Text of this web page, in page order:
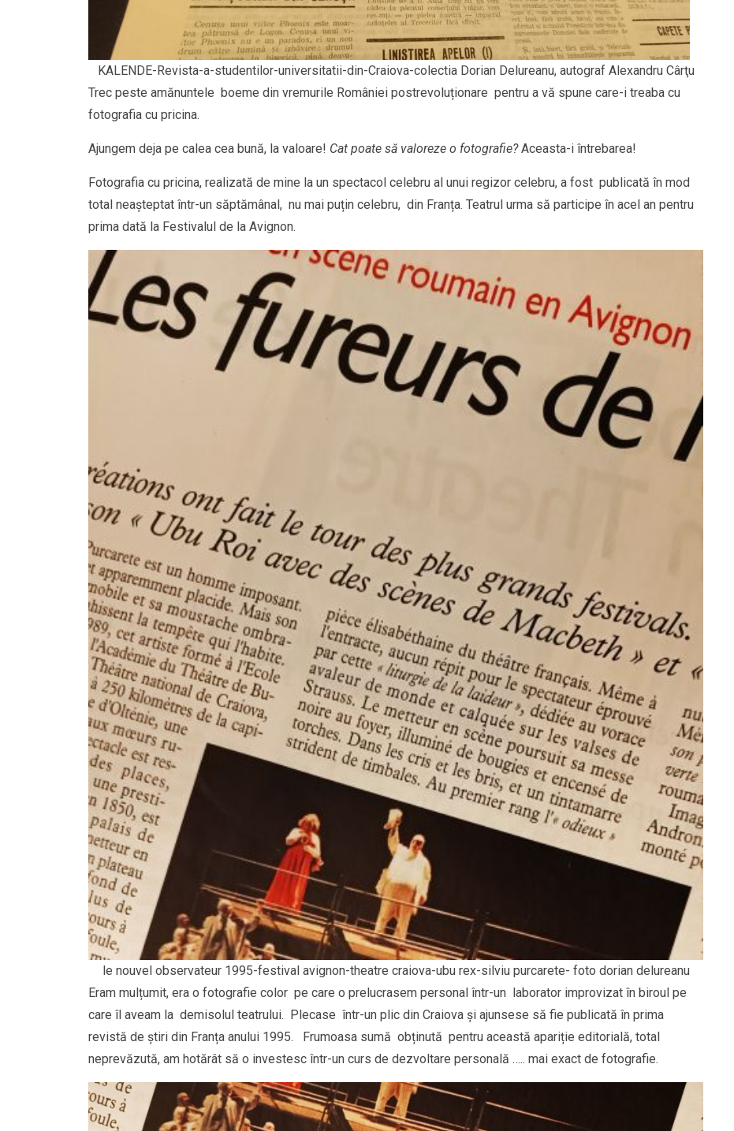
KALENDE-Revista-a-studentilor-universitatii-din-Craiova-colectia Dorian Delureanu, autograf Alexandru Cârţu
Trec peste amănuntele boeme din vremurile României postrevoluționare pentru a vă spune care-i treaba cu
fotografia cu pricina.
Ajungem deja pe calea cea bună, la valoare! Cat poate să valoreze o fotografie?Aceasta-i întrebarea!
Fotografia cu pricina, realizată de mine la un spectacol celebru al unui regizor celebru, a fost publicată în mod
total neașteptat într-un săptămânal, nu mai puțin celebru, din Franța. Teatrul urma să participe în acel an pentru
prima dată la Festivalul de la Avignon.
le nouvel observateur 1995-festival avignon-theatre craiova-ubu rex-silviu purcarete- foto dorian delureanu
Eram mulțumit, era o fotografie color pe care o prelucrasem personal într-un laborator improvizat în biroul pe
care îl aveam la demisolul teatrului. Plecase într-un plic din Craiova și ajunsese să fie publicată în prima
revistă de știri din Franța anului 1995. Frumoasa sumă obținută pentru această apariție editorială, total
neprevăzută, am hotărât să o investesc într-un curs de dezvoltare personală ….. mai exact de fotografie.